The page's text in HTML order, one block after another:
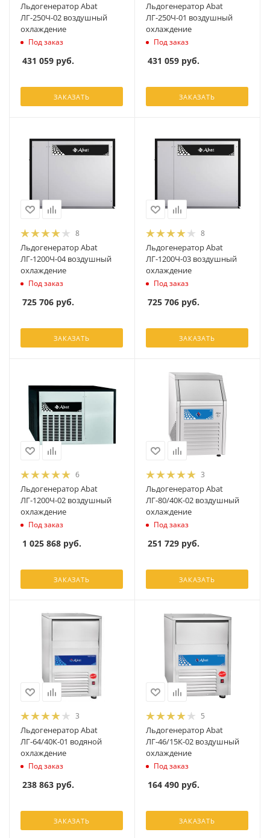
Льдогенератор Abat
ЛГ-250Ч-02 воздушный
охлаждение
Под заказ
431 059 руб.
ЗАКАЗАТЬ
Льдогенератор Abat
ЛГ-250Ч-01 воздушный
охлаждение
Под заказ
431 059 руб.
ЗАКАЗАТЬ
8
Льдогенератор Abat
ЛГ-1200Ч-04 воздушный
охлаждение
Под заказ
725 706 руб.
ЗАКАЗАТЬ
8
Льдогенератор Abat
ЛГ-1200Ч-03 воздушный
охлаждение
Под заказ
725 706 руб.
ЗАКАЗАТЬ
6
Льдогенератор Abat
ЛГ-1200Ч-02 воздушный
охлаждение
Под заказ
1 025 868 руб.
ЗАКАЗАТЬ
3
Льдогенератор Abat
ЛГ-80/40К-02 воздушный
охлаждение
Под заказ
251 729 руб.
ЗАКАЗАТЬ
3
Льдогенератор Abat
ЛГ-64/40К-01 водяной
охлаждение
Под заказ
238 863 руб.
ЗАКАЗАТЬ
5
Льдогенератор Abat
ЛГ-46/15К-02 воздушный
охлаждение
Под заказ
164 490 руб.
ЗАКАЗАТЬ